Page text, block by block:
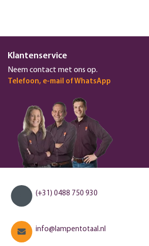
Klantenservice
Neem contact met ons op.
Telefoon, e-mail of WhatsApp
(+31) 0488 750 930
info@lampentotaal.nl